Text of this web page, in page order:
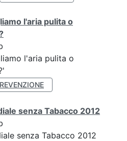
l'aria pulita o
l'aria pulita o
senza Tabacco 2012
senza Tabacco 2012